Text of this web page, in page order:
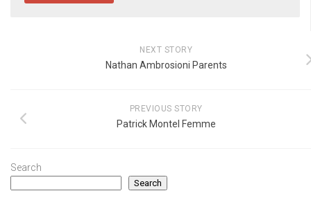
NEXT STORY
Nathan Ambrosioni Parents
PREVIOUS STORY
Patrick Montel Femme
Search
Search